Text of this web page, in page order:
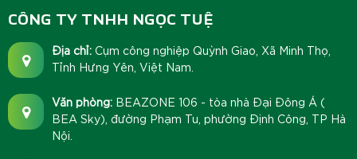
CÔNG TY TNHH NGỌC TUỆ
Địa chỉ: Cụm công nghiệp Quỳnh Giao, Xã Minh Thọ,
Tỉnh Hưng Yên, Việt Nam.
Văn phòng: BEAZONE 106 - tòa nhà Đại Đông Á (
BEA Sky), đường Phạm Tu, phường Định Công, TP Hà
Nội.